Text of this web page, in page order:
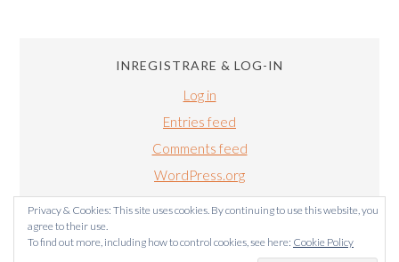
INREGISTRARE & LOG-IN
Log in
Entries feed
Comments feed
WordPress.org
Privacy & Cookies: This site uses cookies. By continuing to use this website, you
agree to their use.
To find out more, including how to control cookies, see here: Cookie Policy